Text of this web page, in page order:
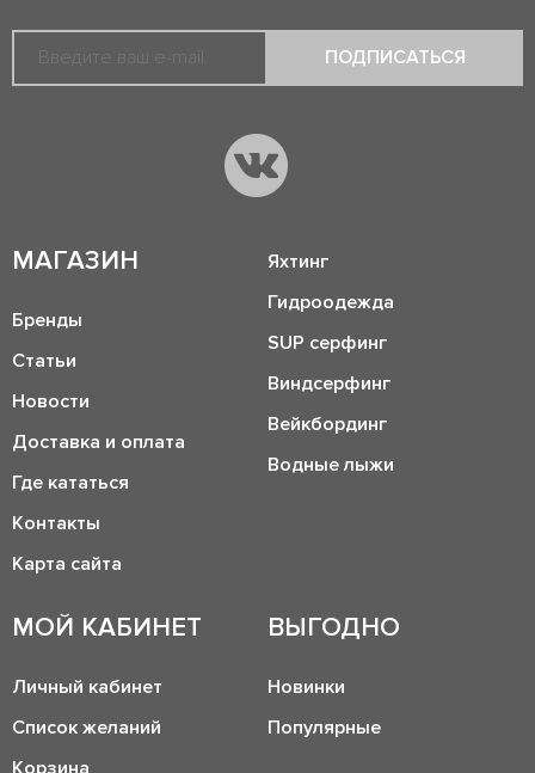
ПОДПИСАТЬСЯ
МАГАЗИН
Бренды
Статьи
Новости
Доставка и оплата
Где кататься
Контакты
Карта сайта
Яхтинг
Гидроодежда
SUP серфинг
Виндсерфинг
Вейкбординг
Водные лыжи
МОЙ КАБИНЕТ
Личный кабинет
Список желаний
ВЫГОДНО
Новинки
Популярные